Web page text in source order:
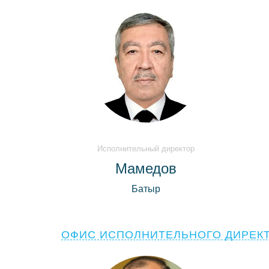
Исполнительный директор
Мамедов
Батыр
ОФИС ИСПОЛНИТЕЛЬНОГО